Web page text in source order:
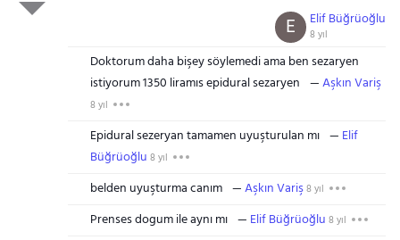
Elif Büğrüoğlu
8 yıl
E
Doktorum daha bişey söylemedi ama ben sezaryen
istiyorum 1350 liramıs epidural sezaryen
Aşkın Variş
8 yıl
Epidural sezeryan tamamen uyuşturulan mı
Elif
Büğrüoğlu 8 yıl
belden uyuşturma canım Aşkın Variş8 yıl
Prenses dogum ile aynı mı Elif Büğrüoğlu 8 yıl